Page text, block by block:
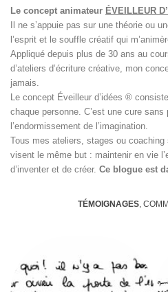
Le concept animateur ÉVEILLEUR
Il ne s’appuie pas sur une théorie ou
l’esprit et le souffle créatif qui
Appliqué depuis plus de 30 ans au
d’ateliers d’écriture créative, mon
jamais.
Le concept Éveilleur d’idées ®
chaque personne. C’est une cure
l’endormissement de l’imagination.
Tous mes ateliers, stages ou
visent le même but : maintenir en vie
d’inventer et de créer. Ce blogue est
TÉMOIGNAGES,